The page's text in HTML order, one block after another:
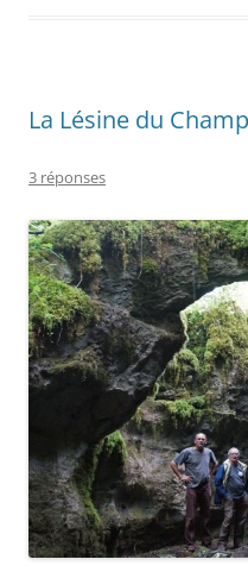
La Lésine du
3 réponses